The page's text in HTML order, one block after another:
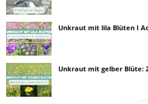
Unkraut mit lila Blüten I
Unkraut mit gelber Blüte: